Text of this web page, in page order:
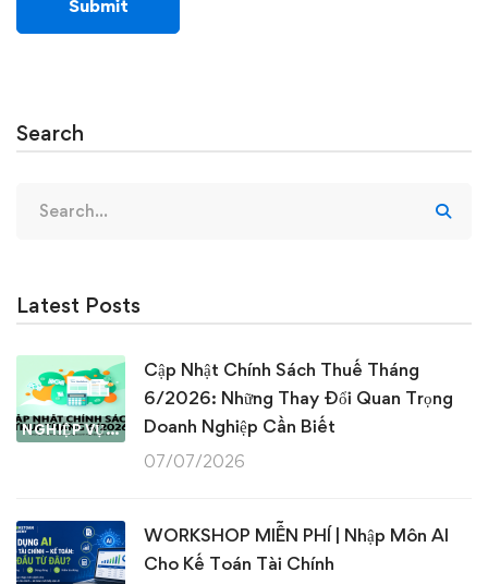
Search
for:
Latest Posts
NGHIỆP VỤ KẾ TOÁN & THUẾ
Cập Nhật Chính Sách Thuế Tháng
6/2026: Những Thay Đổi Quan Trọng
Doanh Nghiệp Cần Biết
07/07/2026
WORKSHOP MIỄN PHÍ | Nhập Môn AI
Cho Kế Toán Tài Chính